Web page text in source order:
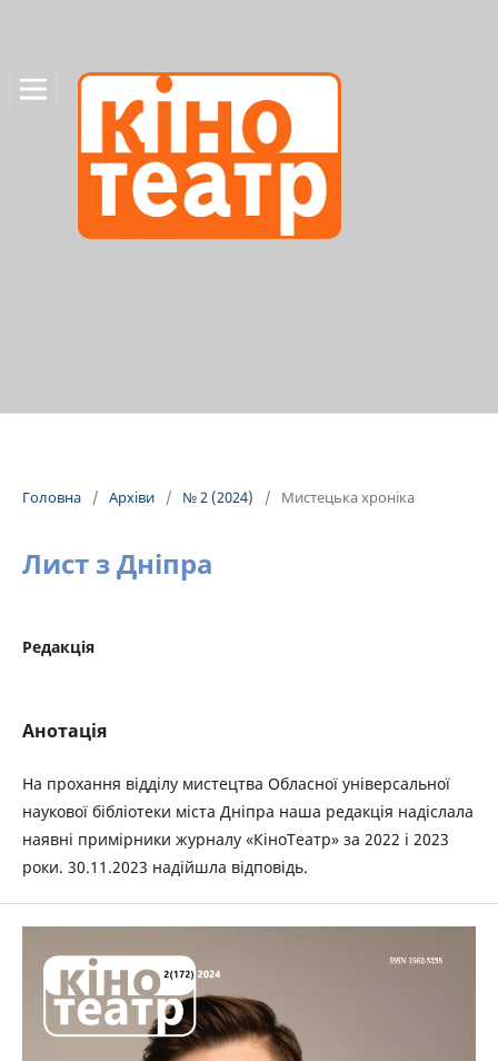
Головна / Архіви / № 2 (2024) / Мистецька хроніка
Лист з Дніпра
Редакція
Анотація
На прохання відділу мистецтва Обласної універсальної
наукової бібліотеки міста Дніпра наша редакція надіслала
наявні примірники журналу «КіноТеатр» за 2022 і 2023
роки. 30.11.2023 надійшла відповідь.